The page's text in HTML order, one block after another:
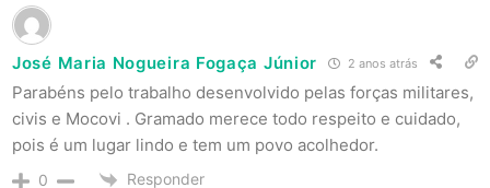
José Maria Nogueira Fogaça Júnior 2 anos atrás
Parabéns pelo trabalho desenvolvido pelas forças militares,
civis e Mocovi . Gramado merece todo respeito e cuidado,
pois é um lugar lindo e tem um povo acolhedor.
0 Responder